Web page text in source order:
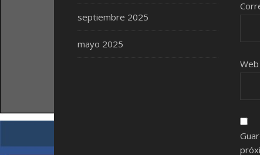
septiembre 2025
mayo 2025
Web